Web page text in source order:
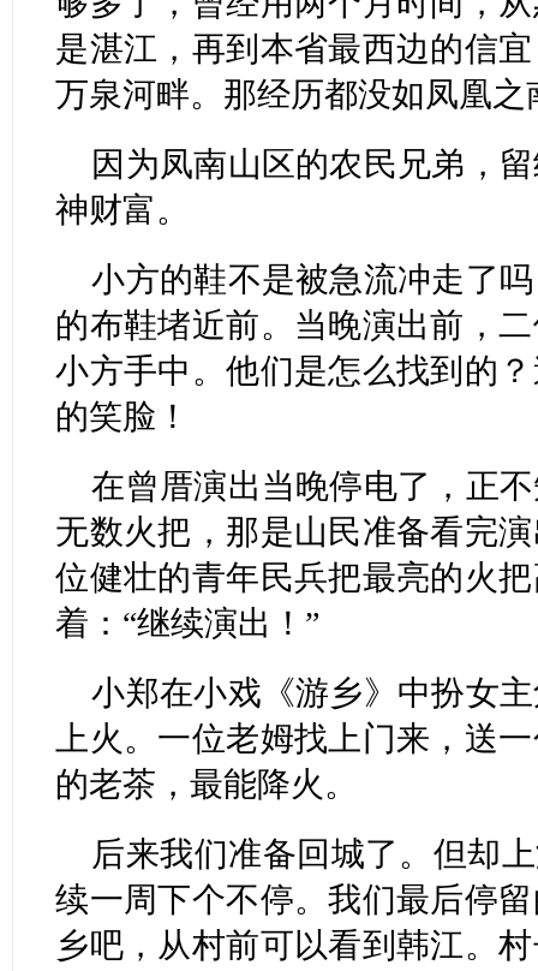
是湛江，再到本省最西边的信
万泉河畔。那经历都没如凤凰
因为凤南山区的农民兄弟，
神财富。
小方的鞋不是被急流冲走了
的布鞋堵近前。当晚演出前，
小方手中。他们是怎么找到的
的笑脸！
在曾厝演出当晚停电了，正
无数火把，那是山民准备看完
位健壮的青年民兵把最亮的火
着：“继续演出！”
小郑在小戏《游乡》中扮女
上火。一位老姆找上门来，送
的老茶，最能降火。
后来我们准备回城了。但却
续一周下个不停。我们最后停
乡吧，从村前可以看到韩江。